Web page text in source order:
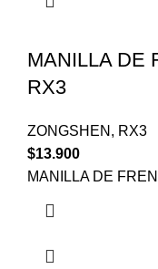
MANILLA DE
RX3
ZONGSHEN , RX3
$13.900
MANILLA DE